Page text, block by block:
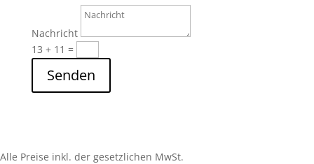
Nachricht
13 + 11 =
Senden
Alle Preise inkl. der gesetzlichen MwSt.